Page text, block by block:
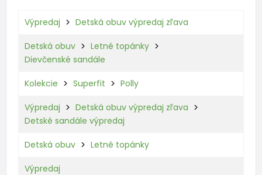
Výpredaj Detská obuv výpredaj zľava
Detská obuv
Letné topánky
Dievčenské sandále
Kolekcie Superfit Polly
Výpredaj
Detská obuv výpredaj zľava
Detské sandále výpredaj
Detská obuv Letné topánky
Výpredaj